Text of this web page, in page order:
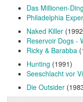
Das Millionen-Ding
Philadelphia
Naked Killer
Reservoir Dogs -
Ricky & Barabba
Hunting (1991)
Seeschlacht vor
Die Outsider